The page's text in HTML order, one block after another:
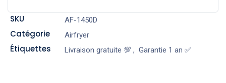
SKU AF-1450D
Catégorie Airfryer
Étiquettes Livraison gratuite 💯 , Garantie 1 an ✅